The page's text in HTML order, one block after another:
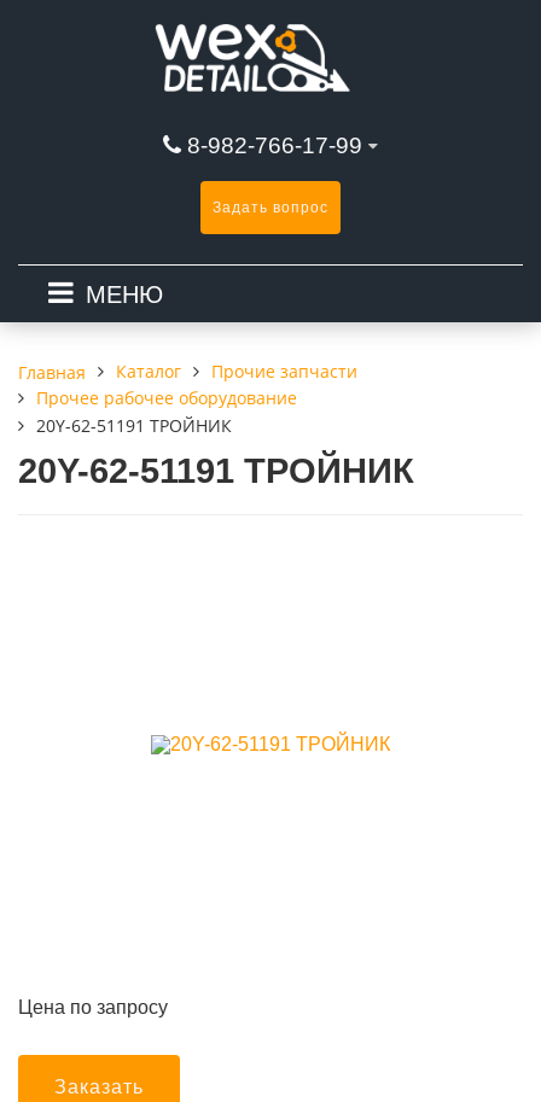
8-982-766-17-99
Задать вопрос
МЕНЮ
Главная Каталог
Прочие запчасти
Прочее рабочее оборудование
20Y-62-51191 ТРОЙНИК
20Y-62-51191 ТРОЙНИК
Цена по запросу
Заказать